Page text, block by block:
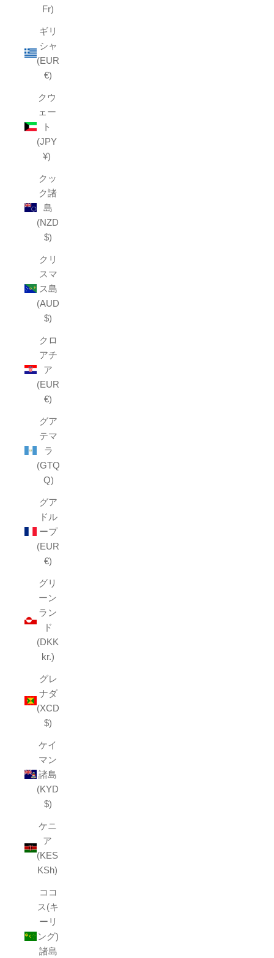
Fr)
ギリ
シャ
(EUR
€)
クウ
ェー
ト
(JPY
¥)
クッ
ク諸
島
(NZD
$)
クリ
スマ
ス島
(AUD
$)
クロ
アチ
ア
(EUR
€)
グア
テマ
ラ
(GTQ
Q)
グア
ドル
ープ
(EUR
€)
グリ
ーン
ラン
ド
(DKK
kr.)
グレ
ナダ
(XCD
$)
ケイ
マン
諸島
(KYD
$)
ケニ
ア
(KES
KSh)
ココ
ス(キ
ーリ
ング)
諸島